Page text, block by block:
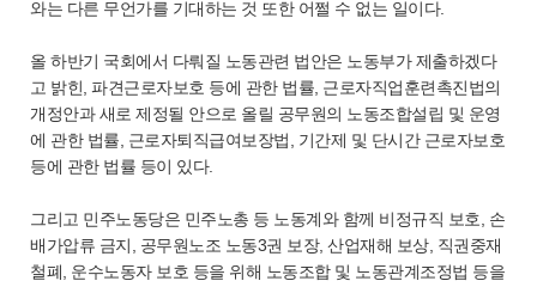
와는 다른 무언가를 기대하는 것 또한 어쩔 수 없는 일이다.
올 하반기 국회에서 다뤄질 노동관련 법안은 노동부가 제출하겠다
고 밝힌, 파견근로자보호 등에 관한 법률, 근로자직업훈련촉진법의
개정안과 새로 제정될 안으로 올릴 공무원의 노동조합설립 및 운영
에 관한 법률, 근로자퇴직급여보장법, 기간제 및 단시간 근로자보호
등에 관한 법률 등이 있다.
그리고 민주노동당은 민주노총 등 노동계와 함께 비정규직 보호, 손
배가압류 금지, 공무원노조 노동3권 보장, 산업재해 보상, 직권중재
철폐, 운수노동자 보호 등을 위해 노동조합 및 노동관계조정법 등을